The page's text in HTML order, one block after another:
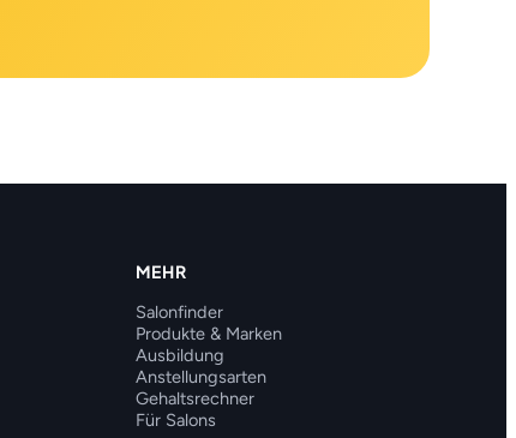
MEHR
Salonfinder
Produkte & Marken
Ausbildung
Anstellungsarten
Gehaltsrechner
Für Salons